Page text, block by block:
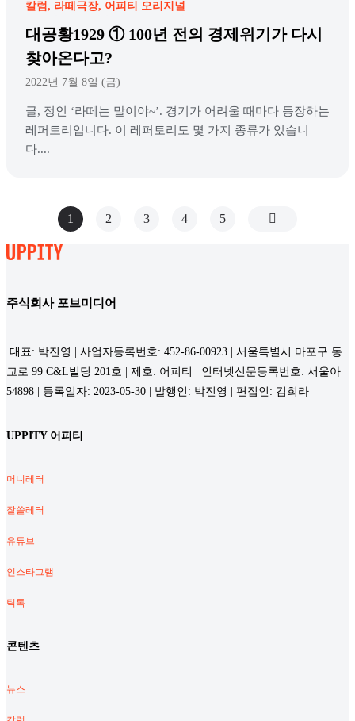
칼럼 라떼극장 어피티 오리지널
대공황1929 ① 100년 전의 경제위기가 다시
찾아온다고?
2022년 7월 8일 (금)
글, 정인 ‘라떼는 말이야~’. 경기가 어려울 때마다 등장하는
레퍼토리입니다. 이 레퍼토리도 몇 가지 종류가 있습니
다....
1 2 3 4 5
주식회사 포브미디어
대표: 박진영 | 사업자등록번호: 452-86-00923 | 서울특별시 마포구 동
교로 99 C&L빌딩 201호 | 제호: 어피티 | 인터넷신문등록번호: 서울아
54898 | 등록일자: 2023-05-30 | 발행인: 박진영 | 편집인: 김희라
UPPITY 어피티
머니레터
잘쓸레터
유튜브
인스타그램
틱톡
콘텐츠
뉴스